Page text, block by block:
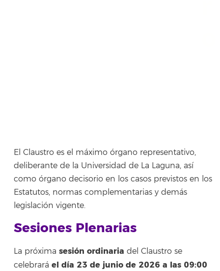
El Claustro es el máximo órgano representativo,
deliberante de la Universidad de La Laguna, así
como órgano decisorio en los casos previstos en los
Estatutos, normas complementarias y demás
legislación vigente.
Sesiones Plenarias
La próxima sesión ordinaria del Claustro se
celebrará el día 23 de junio de 2026 a las 09:00